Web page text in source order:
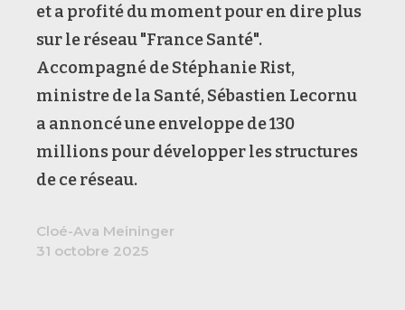
et a profité du moment pour en dire plus
sur le réseau "France Santé".
Accompagné de Stéphanie Rist,
ministre de la Santé, Sébastien Lecornu
a annoncé une enveloppe de 130
millions pour développer les structures
de ce réseau.
Cloé-Ava Meininger
31 octobre 2025